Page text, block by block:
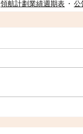
領航計劃業績週期表 公